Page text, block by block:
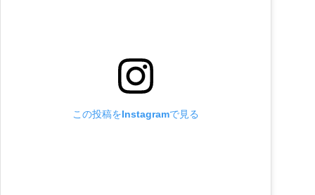
この投稿をInstagramで見る